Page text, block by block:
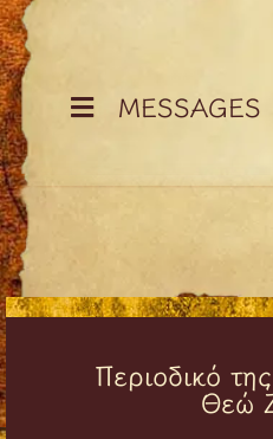
MESSAGES
Περιοδικό
Θεώ